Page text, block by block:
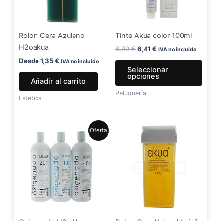
Rolon Cera Azuleno
H2oakua
Desde1,35€ IVA no incluido
Añadir al carrito
Estética
Tinte Akua color 100ml
6,99€6,41 € IVA no incluido
Seleccionar
opciones
en
Peluquería
¡Oferta!
original
era:
5,99 €.
precio
actual
4,99 €.
Este
producto